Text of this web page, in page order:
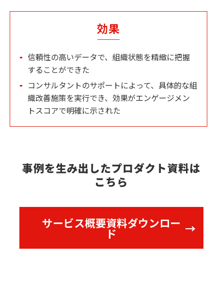
効果
信頼性の高いデータで、組織状態を精緻に把握
することができた
コンサルタントのサポートによって、具体的な組
織改善施策を実行でき、効果がエンゲージメン
トスコアで明確に示された
事例を生み出したプロダクト資料は
こちら
サービス概要資料ダウンロー
ド